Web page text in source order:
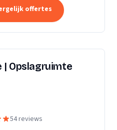
offertes
| Opslagruimte
54 reviews